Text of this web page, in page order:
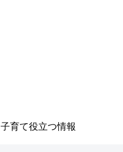
子育て役立つ情報